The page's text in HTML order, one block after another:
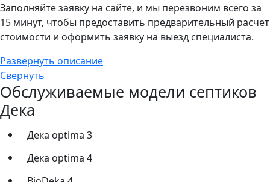
Заполняйте заявку на сайте, и мы перезвоним всего за
15 минут, чтобы предоставить предварительный расчет
стоимости и оформить заявку на выезд специалиста.
Развернуть описание
Свернуть
Обслуживаемые модели септиков
Дека
Дека optima 3
Дека optima 4